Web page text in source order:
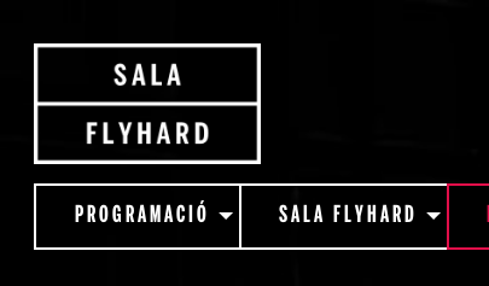
PROGRAMACIÓ SALA FLYHARD